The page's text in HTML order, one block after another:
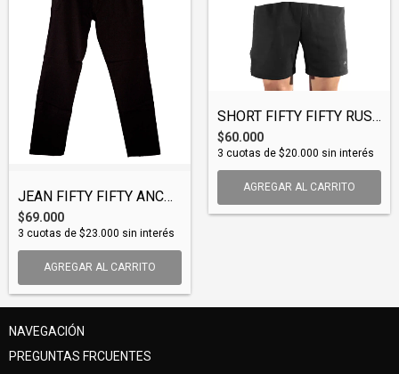
JEAN FIFTY FIFTY ANCHO (JEAFIF002)
$69.000
3 cuotas de $23.000 sin interés
AGREGAR AL CARRITO
SHORT FIFTY FIFTY RUSTICO (WSFIF001)
$60.000
3 cuotas de $20.000 sin interés
AGREGAR AL CARRITO
NAVEGACIÓN
PREGUNTAS FRCUENTES